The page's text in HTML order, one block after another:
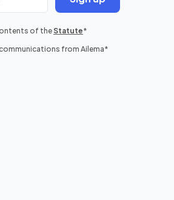
of the Statute*
from Ailema*